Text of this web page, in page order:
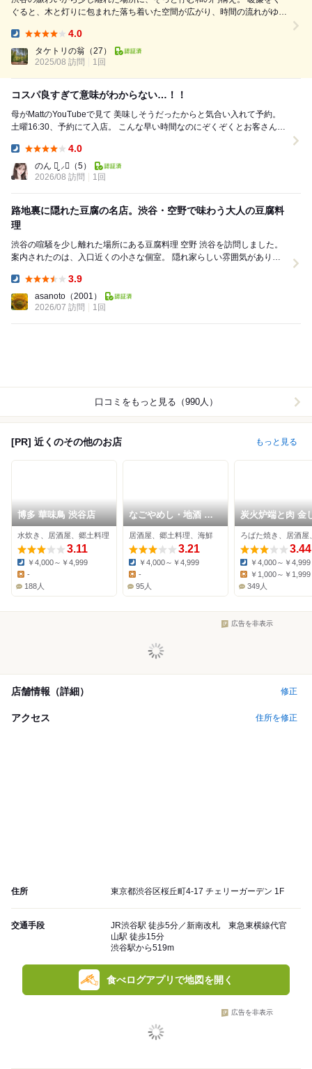
ぐると、木と灯りに包まれた落ち着いた空間が広がり、時間の流れがゆる
素材の良さを活かした構成。 どの皿も奇をてらわず、丁寧に仕上げられ
ている。特に印象に残ったの...
4.0
タケトリの翁 （27）
2025/08 訪問
1回
コスパ良すぎて意味がわからない…！！
母がMattのYouTubeで見て 美味しそうだったからと気合い入れて予約。
土曜16:30、予約にて入店。 こんな早い時間なのにぞくぞくとお客さん
4.0
のん ꪔ̤̮ ⸝⋆ （5）
2026/08 訪問
1回
路地裏に隠れた豆腐の名店。渋谷・空野で味わう大人の豆腐料
理
渋谷の喧騒を少し離れた場所にある豆腐料理 空野 渋谷を訪問しました。
案内されたのは、入口近くの小さな個室。 隠れ家らしい雰囲気があり、
3.9
asanoto （2001）
2026/07 訪問
1回
口コミをもっと見る（990人）
[PR] 近くのその他のお店 もっと見る
博多 華味鳥 渋谷店
水炊き、居酒屋、郷土料理
3.11
Dinner:
￥4,000～￥4,999
-
188人
なごやめし・地酒 名
古屋バル 渋谷店
居酒屋、郷土料理、海鮮
3.21
Dinner:
￥4,000～￥4,999
Lunch:
-
95人
炭火炉端と肉 金
もじ
ろばた焼き、居酒屋
3.44
Dinner:
￥4,000～￥4,999
￥1,000～￥1,999
349人
広告を非表示
店舗情報（詳細） 修正
アクセス 住所を修正
住所 東京都渋谷区桜丘町4-17 チェリーガーデン 1F
交通手段
JR渋谷駅 徒歩5分／新南改札 東急東横線代官
山駅 徒歩15分
渋谷駅から519m
食べログアプリで地図を開く
広告を非表示